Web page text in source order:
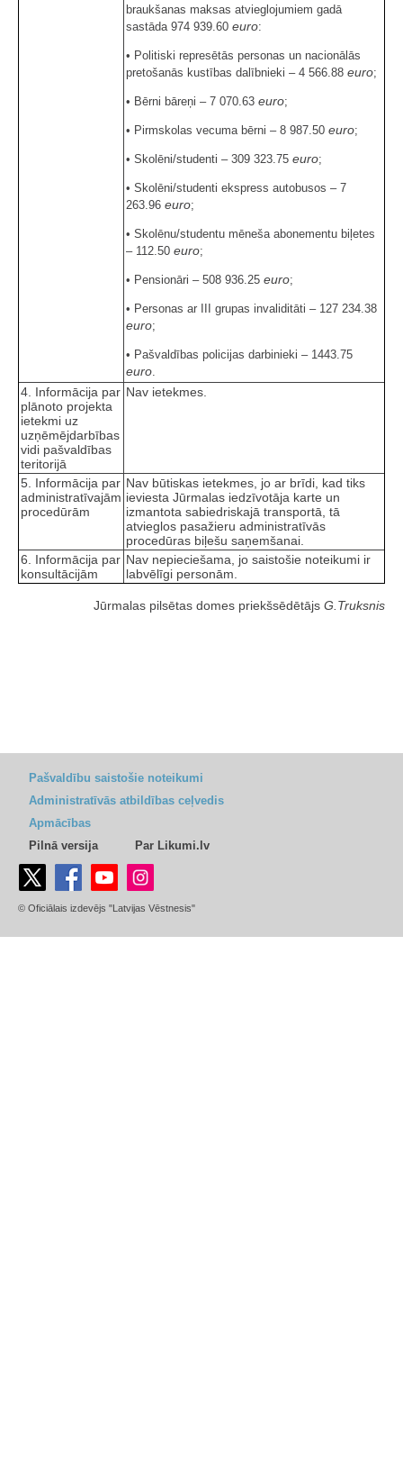
braukšanas maksas atvieglojumiem gadā
sastāda 974 939.60 euro:
• Politiski represētās personas un nacionālās
pretošanās kustības dalībnieki – 4 566.88 euro;
• Bērni bāreņi – 7 070.63 euro;
• Pirmskolas vecuma bērni – 8 987.50 euro;
• Skolēni/studenti – 309 323.75 euro;
• Skolēni/studenti ekspress autobusos – 7
263.96 euro;
• Skolēnu/studentu mēneša abonementu biļetes
– 112.50 euro;
• Pensionāri – 508 936.25 euro;
• Personas ar III grupas invaliditāti – 127 234.38
euro;
• Pašvaldības policijas darbinieki – 1443.75
euro
4. Informācija par
plānoto projekta
ietekmi uz
uzņēmējdarbības
vidi pašvaldības
teritorijā
Nav ietekmes.
5. Informācija par
administratīvajām
procedūrām
Nav būtiskas ietekmes, jo ar brīdi, kad tiks
ieviesta Jūrmalas iedzīvotāja karte un
izmantota sabiedriskajā transportā, tā
atvieglos pasažieru administratīvās
procedūras biļešu saņemšanai.
6. Informācija par
konsultācijām
Nav nepieciešama, jo saistošie noteikumi ir
labvēlīgi personām.
Jūrmalas pilsētas domes priekšsēdētājs G.Truksnis
Pašvaldību saistošie noteikumi
Administratīvās atbildības ceļvedis
Apmācības
Pilnā versija
Par Likumi.lv
© Oficiālais izdevējs "Latvijas Vēstnesis"